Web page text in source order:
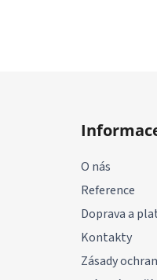
O nás
Reference
Doprava a
Kontakty
Zásady